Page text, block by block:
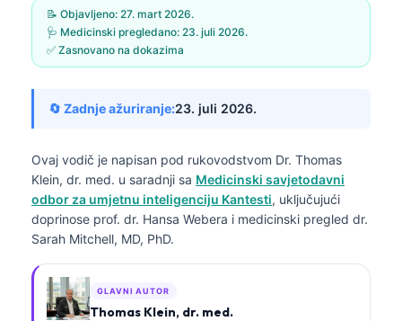
📝 Objavljeno: 27. mart 2026.
🩺 Medicinski pregledano: 23. juli 2026.
✅ Zasnovano na dokazima
🔄 Zadnje ažuriranje:23. juli 2026.
Ovaj vodič je napisan pod rukovodstvom Dr. Thomas
Klein, dr. med. u saradnji sa Medicinski savjetodavni
odbor za umjetnu inteligenciju Kantesti, uključujući
doprinose prof. dr. Hansa Webera i medicinski pregled dr.
Sarah Mitchell, MD, PhD.
GLAVNI AUTOR
Thomas Klein, dr. med.